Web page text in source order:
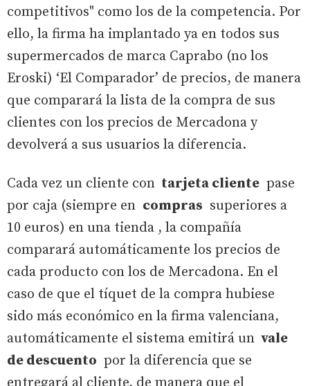
competitivos" como los de la competencia. Por
ello, la firma ha implantado ya en todos sus
supermercados de marca Caprabo (no los
Eroski) ‘El Comparador’ de precios, de manera
que comparará la lista de la compra de sus
clientes con los precios de Mercadona y
devolverá a sus usuarios la diferencia.
Cada vez un cliente con tarjeta cliente pase
por caja (siempre en compras superiores a
10 euros) en una tienda , la compañía
comparará automáticamente los precios de
cada producto con los de Mercadona. En el
caso de que el tíquet de la compra hubiese
sido más económico en la firma valenciana,
automáticamente el sistema emitirá un vale
de descuento por la diferencia que se